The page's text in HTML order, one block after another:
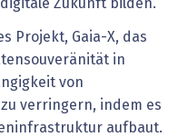
Zukunft bilden.
Projekt, Gaia-X, das
in
von
verringern, indem es
aufbaut.